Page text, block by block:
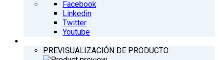
Facebook
Linkedin
Twitter
Youtube
PREVISUALIZACIÓN DE PRODUCTO